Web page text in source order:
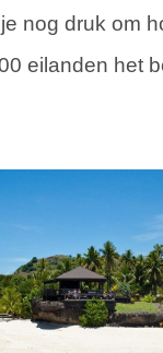
nog druk om
eilanden het